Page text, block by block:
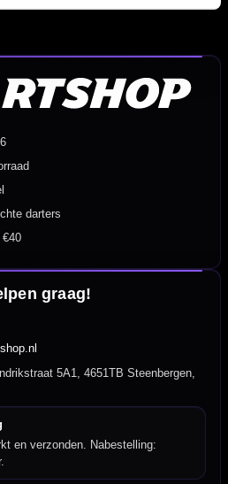
darters
graag!
5A1, 4651TB Steenbergen,
en verzonden. Nabestelling: